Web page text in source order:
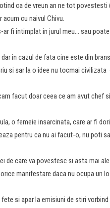
ca de vreun an ne tot povestesti
acum cu naivul Chivu.
fi intimplat in jurul meu… sau
in cazul de fata cine este din
si sar la o idee nu tocmai civilizata
facut doar ceea ce am avut chef
o femeie insarcinata, care ar fi
pentru ca nu ai facut-o, nu poti
de care va povestesc si asta mai
manifestare daca nu ocupa un
si apar la emisiuni de stiri